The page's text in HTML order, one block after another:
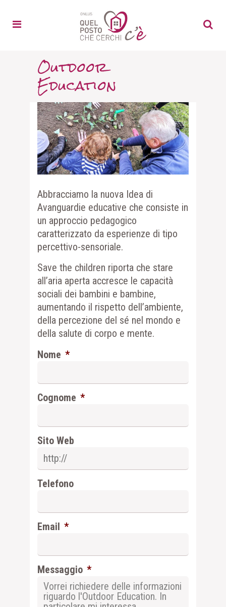
Outdoor
Education
Abbracciamo la nuova Idea di
Avanguardie educative che consiste in
un approccio pedagogico
caratterizzato da esperienze di tipo
percettivo-sensoriale.
Save the children riporta che stare
all’aria aperta accresce le capacità
sociali dei bambini e bambine,
aumentando il rispetto dell’ambiente,
della percezione del sé nel mondo e
della salute di corpo e mente.
Nome *
Cognome *
Sito Web
Telefono
Email *
Messaggio *